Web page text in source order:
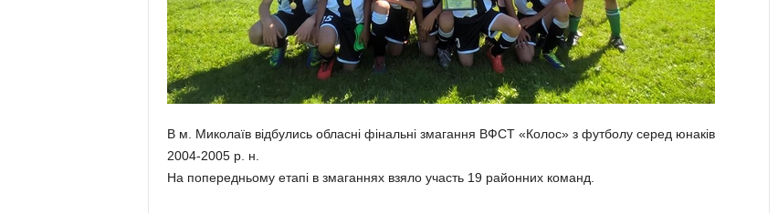
В м. Миколаїв відбулись обласні фінальні змагання ВФСТ «Колос» з футболу серед юнаків
2004-2005 р. н.
На попередньому етапі в змаганнях взяло участь 19 районних команд.